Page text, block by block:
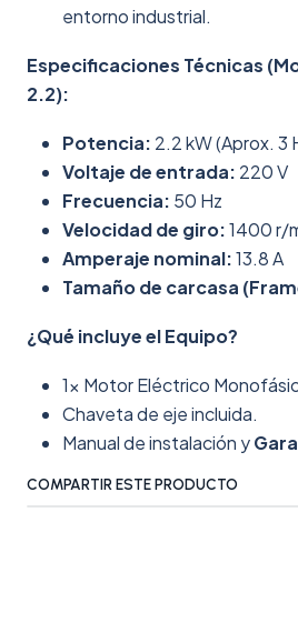
entorno industrial.
Especificaciones Técnicas
2.2):
Potencia: 2.2 kW (Aprox. 3
Voltaje de entrada: 220 V
Frecuencia: 50 Hz
Velocidad de giro:1400 r/
Amperaje nominal:13.8 A
Tamaño de carcasa
¿Qué incluye el Equipo?
1x Motor Eléctrico
Chaveta de eje incluida.
Manual de instalación y
COMPARTIR ESTE PRODUCTO